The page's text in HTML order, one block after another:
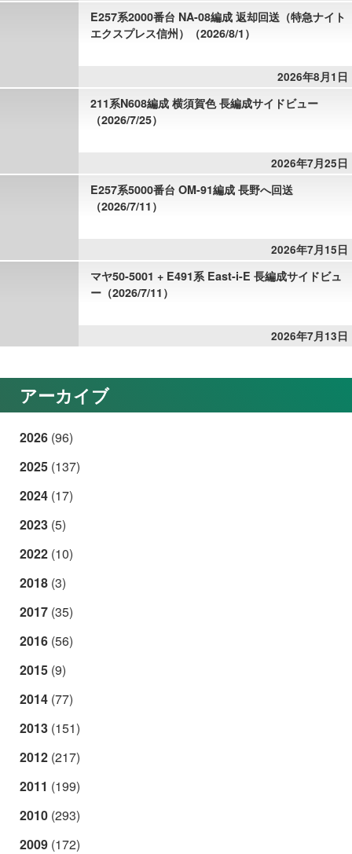
E257系2000番台 NA-08編成 返却回送（特急ナイト
エクスプレス信州）（2026/8/1）
2026年8月1日
211系N608編成 横須賀色 長編成サイドビュー
（2026/7/25）
2026年7月25日
E257系5000番台 OM-91編成 長野へ回送
（2026/7/11）
2026年7月15日
マヤ50-5001 + E491系 East-i-E 長編成サイドビュ
ー（2026/7/11）
2026年7月13日
アーカイブ
2026 (96)
2025 (137)
2024 (17)
2023 (5)
2022 (10)
2018 (3)
2017 (35)
2016 (56)
2015 (9)
2014 (77)
2013 (151)
2012 (217)
2011 (199)
2010 (293)
2009 (172)